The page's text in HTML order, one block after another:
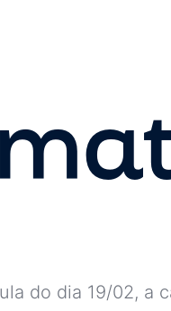
do dia 19/02, a